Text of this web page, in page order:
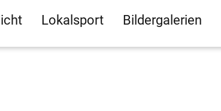
Lokalsport Bildergalerien